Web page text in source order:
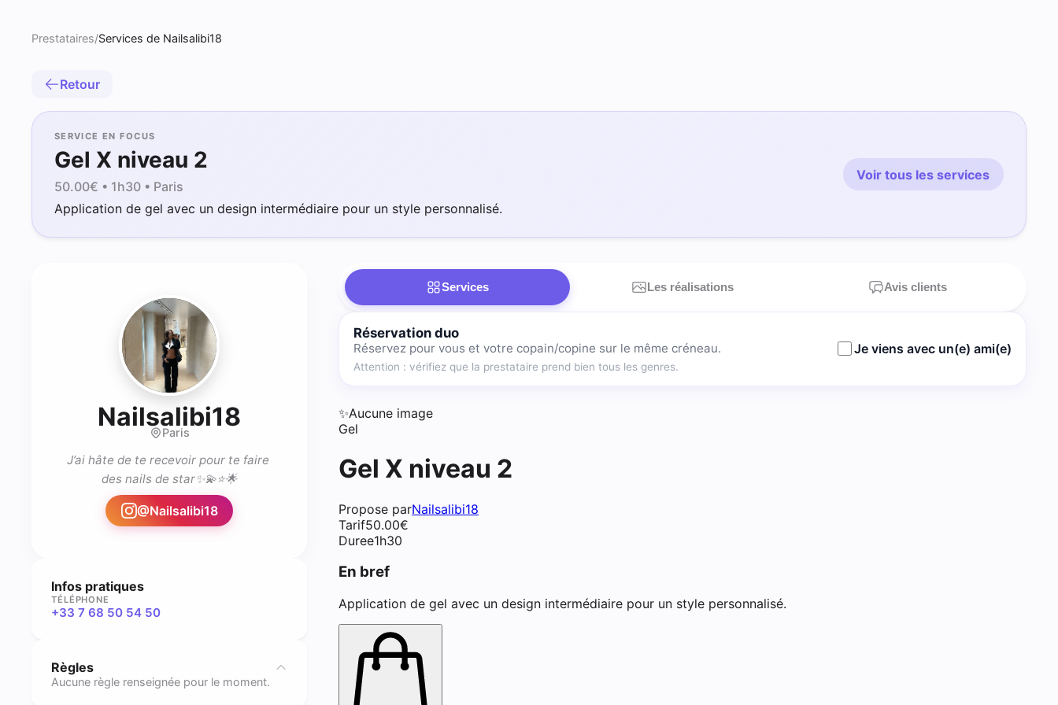
Prestataires/Services de Nailsalibi18
Retour
SERVICE EN FOCUS
Gel X niveau 2
50.00€ • 1h30 • Paris
Application de gel avec un design intermédiaire pour un style personnalisé.
Voir tous les services
Nailsalibi18 - Prothésiste ongulaire à Paris
Paris
J’ai hâte de te recevoir pour te faire
des nails de star✨💫⭐️🌟
@Nailsalibi18
Infos pratiques
TÉLÉPHONE
+33 7 68 50 54 50
Règles
Aucune règle renseignée pour le moment.
Services Les réalisations Avis clients
Réservation duo
Réservez pour vous et votre copain/copine sur le même créneau.
Attention : vérifiez que la prestataire prend bien tous les genres.
Je viens avec un(e) ami(e)
✨Aucune image
Gel
Gel X niveau 2
Propose parNailsalibi18
Tarif50.00€
Duree1h30
En bref
Application de gel avec un design intermédiaire pour un style personnalisé.